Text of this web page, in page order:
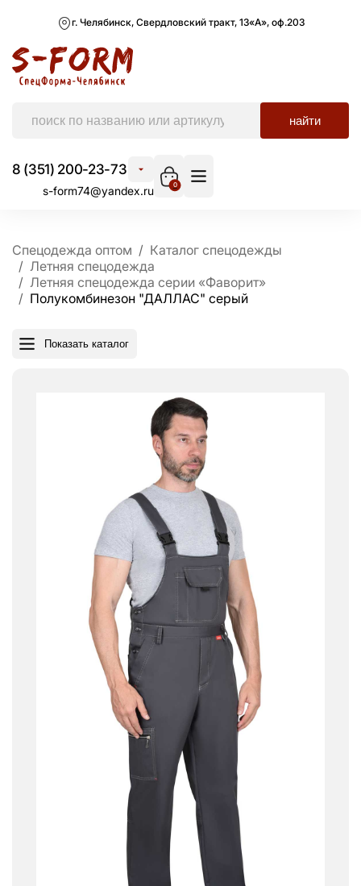
г. Челябинск, Свердловский тракт, 13«А», оф.203
найти
8 (351) 200-23-73
s-form74@yandex.ru 0
Спецодежда оптом
Каталог спецодежды
Летняя спецодежда
Летняя спецодежда серии «Фаворит»
Полукомбинезон "ДАЛЛАС" серый
Показать каталог